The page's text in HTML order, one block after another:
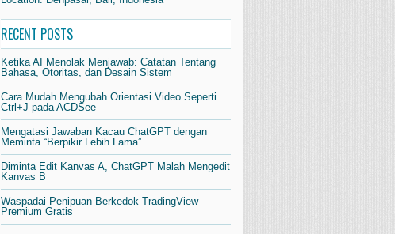
RECENT POSTS
Ketika AI Menolak Menjawab: Catatan Tentang
Bahasa, Otoritas, dan Desain Sistem
Cara Mudah Mengubah Orientasi Video Seperti
Ctrl+J pada ACDSee
Mengatasi Jawaban Kacau ChatGPT dengan
Meminta “Berpikir Lebih Lama”
Diminta Edit Kanvas A, ChatGPT Malah Mengedit
Kanvas B
Waspadai Penipuan Berkedok TradingView
Premium Gratis